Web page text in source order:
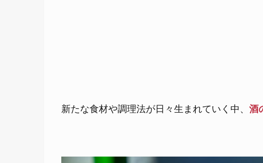
新たな食材や調理法が日々生まれていく中、 酒